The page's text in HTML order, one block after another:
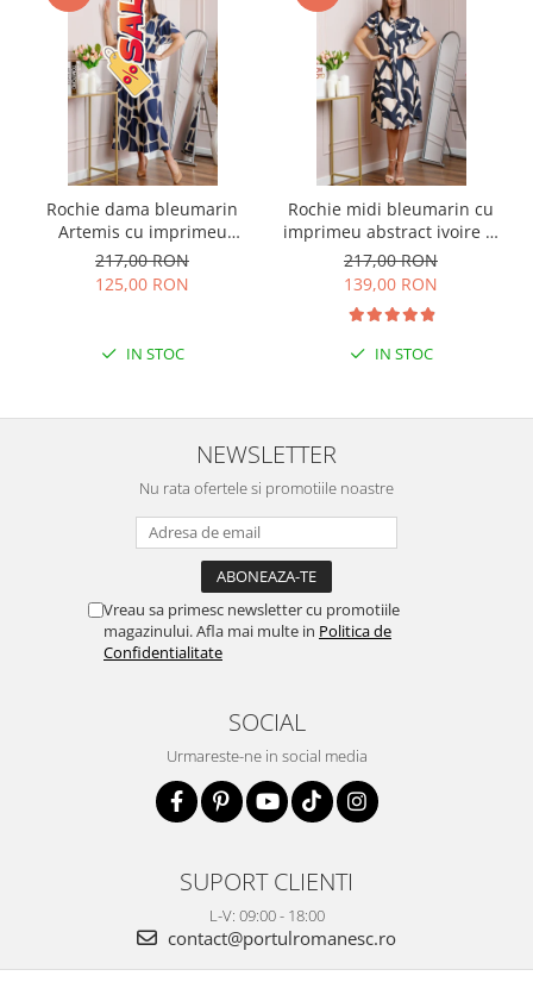
Rochie dama bleumarin
Artemis cu imprimeu
abstract si cordon in talie
217,00 RON
125,00 RON
IN STOC
Rochie midi bleumarin cu
imprimeu abstract ivoire si
snur la decolteu Shelby
217,00 RON
139,00 RON
IN STOC
NEWSLETTER
Nu rata ofertele si promotiile noastre
Vreau sa primesc newsletter cu promotiile
magazinului. Afla mai multe in Politica de
Confidentialitate
SOCIAL
Urmareste-ne in social media
SUPORT CLIENTI
L-V: 09:00 - 18:00
contact@portulromanesc.ro